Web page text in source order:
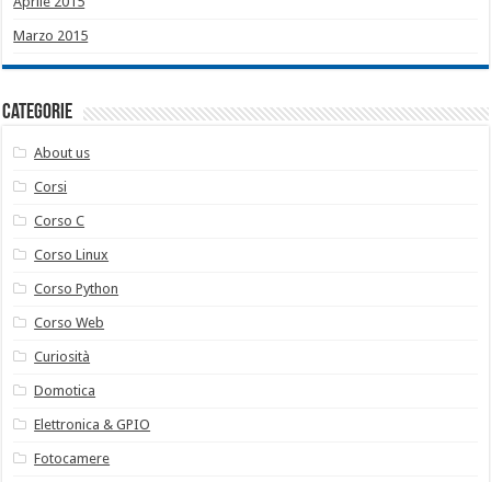
Marzo 2015
Categorie
About us
Corsi
Corso C
Corso Linux
Corso Python
Corso Web
Curiosità
Domotica
Elettronica & GPIO
Fotocamere